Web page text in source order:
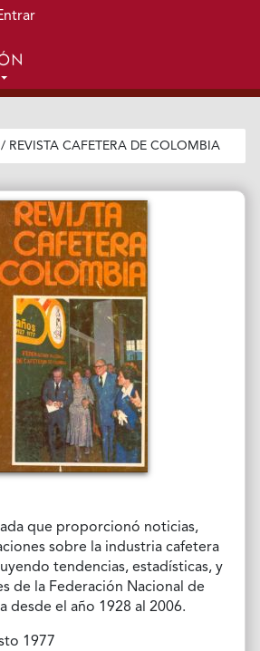
principal
sitio
/ REVISTA CAFETERA DE COLOMBIA
que proporcionó noticias,
sobre la industria cafetera
tendencias, estadísticas, y
de la Federación Nacional de
desde el año 1928 al 2006.
1977